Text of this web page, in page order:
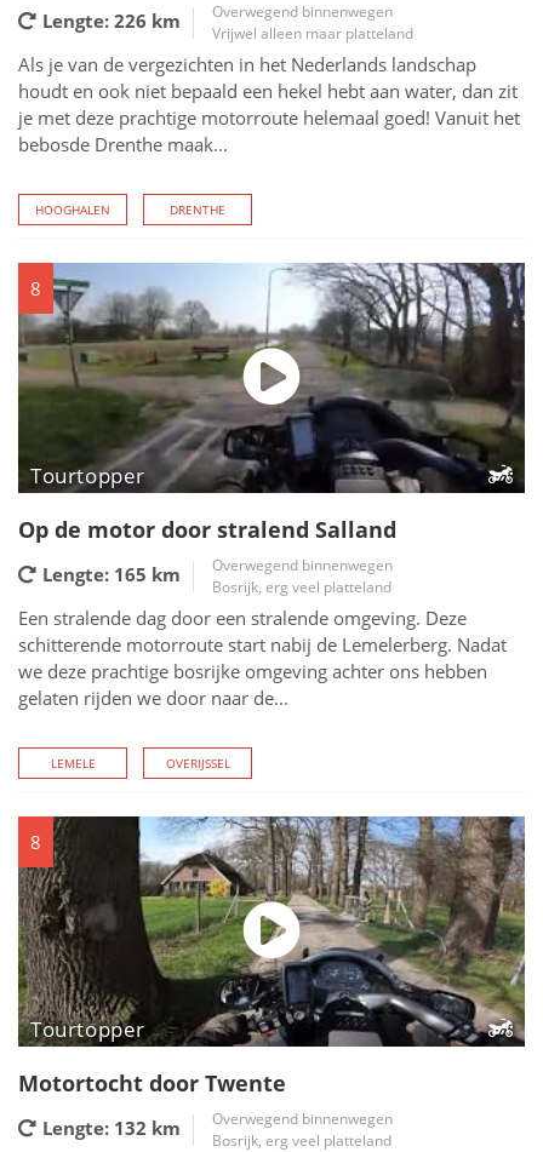
Lengte: 226 km
Overwegend binnenwegen
Vrijwel alleen maar platteland
Als je van de vergezichten in het Nederlands landschap
houdt en ook niet bepaald een hekel hebt aan water, dan zit
je met deze prachtige motorroute helemaal goed! Vanuit het
bebosde Drenthe maak...
HOOGHALEN DRENTHE
8
Tourtopper
Op de motor door stralend Salland
Lengte: 165 km
Overwegend binnenwegen
Bosrijk, erg veel platteland
Een stralende dag door een stralende omgeving. Deze
schitterende motorroute start nabij de Lemelerberg. Nadat
we deze prachtige bosrijke omgeving achter ons hebben
gelaten rijden we door naar de...
LEMELE OVERIJSSEL
8
Tourtopper
Motortocht door Twente
Lengte: 132 km
Overwegend binnenwegen
Bosrijk, erg veel platteland